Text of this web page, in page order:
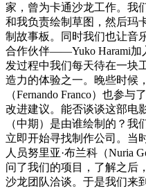
家，曾为卡通沙龙工作。我
和我负责绘制草图，然后玛
制故事板。同时我们也让音
合作伙伴——Yuko Harami加
发过程中我们每天待在一块
造力的体验之一。晚些时候
（Fernando Franco）也参
改进建议。能否谈谈这部电
（中期）是由谁绘制的？
立即开始寻找制作公司。当
人员努里亚·布兰科（Nuria
问了我们的项目，了解之后
沙龙团队洽谈。于是我们来